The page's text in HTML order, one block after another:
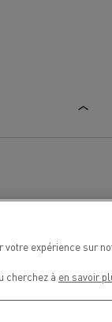
expérience sur
cherchez à en savoir